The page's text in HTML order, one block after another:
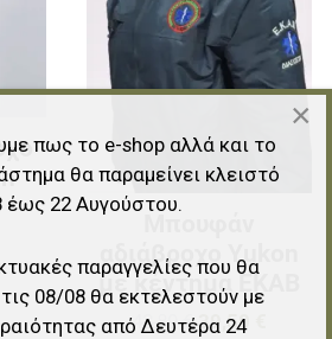
Γρήγορη ματιά
αδιάβροχο Yukon
με κέντημα ΕΚΑΒ
43,89 € 39,50 €
×
πως το e-shop αλλά και το
θα παραμείνει κλειστό
έως 22 Αυγούστου.
παραγγελίες που θα
08/08 θα εκτελεστούν με
από Δευτέρα 24